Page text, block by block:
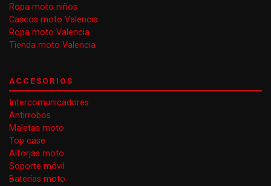
Ropa moto niños
Cascos moto Valencia
Ropa moto Valencia
Tienda moto Valencia
ACCESORIOS
Intercomunicadores
Antirrobos
Maletas moto
Top case
Alforjas moto
Soporte móvil
Baterías moto